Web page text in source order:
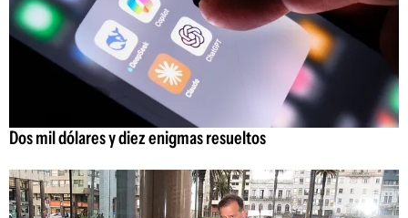
Dos mil dólares y diez enigmas resueltos